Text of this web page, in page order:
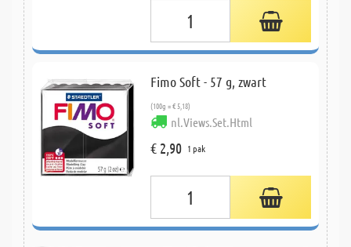
Fimo Soft - 57 g, zwart
(100g = € 5,18)
nl.Views.Set.Html
€ 2,90 1 pak